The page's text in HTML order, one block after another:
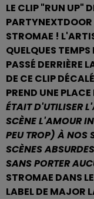
LE CLIP "RUN UP"
STROMAE !
QUELQUES
PASSÉ DERRIÈRE
DE CE CLIP
PREND UNE
ÉTAIT D'UTILISER
SCÈNE L'AMOUR
PEU TROP) À NOS
SCÈNES
SANS PORTER
STROMAE DANS
LABEL DE MAJOR